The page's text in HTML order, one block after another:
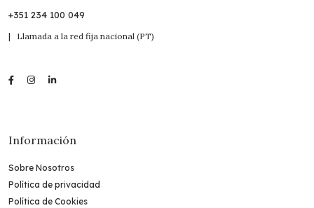
+351 234 100 049
| Llamada a la red fija nacional (PT)
Información
Sobre Nosotros
Política de privacidad
Política de Cookies